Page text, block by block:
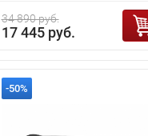
34 890 руб.
17 445 руб.
-50%